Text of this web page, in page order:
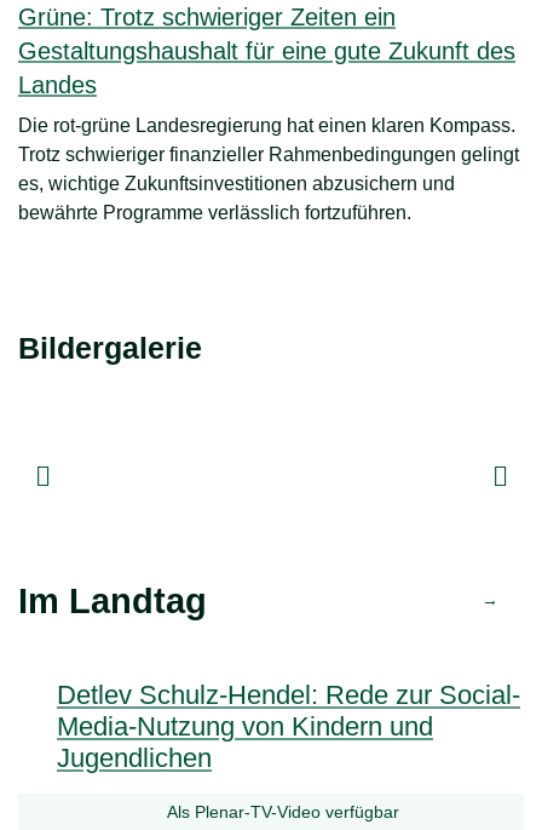
Grüne: Trotz schwieriger Zeiten ein
Gestaltungshaushalt für eine gute Zukunft des
Landes
Die rot-grüne Landesregierung hat einen klaren Kompass.
Trotz schwieriger finanzieller Rahmenbedingungen gelingt
es, wichtige Zukunftsinvestitionen abzusichern und
bewährte Programme verlässlich fortzuführen.
Bildergalerie
Im Landtag
24.06.2026
Detlev Schulz-Hendel: Rede zur Social-
Media-Nutzung von Kindern und
Jugendlichen
Als Plenar-TV-Video verfügbar